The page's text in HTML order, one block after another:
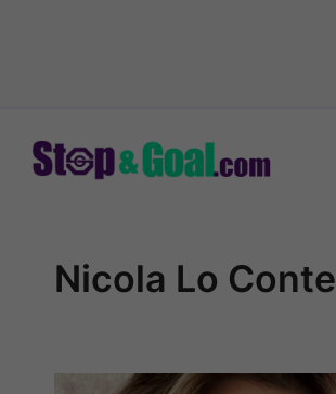
Nicola Lo Conte